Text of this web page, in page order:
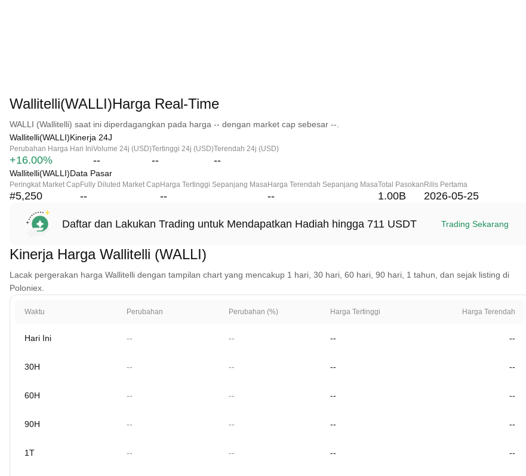
Wallitelli(WALLI)Harga Real-Time
WALLI (Wallitelli) saat ini diperdagangkan pada harga -- dengan market cap sebesar --.
Wallitelli(WALLI)Kinerja 24J
Perubahan Harga Hari Ini
+16.00%
Volume 24j (USD)
--
Tertinggi 24j (USD)
--
Terendah 24j (USD)
--
Wallitelli(WALLI)Data Pasar
Peringkat Market Cap
#5,250
Fully Diluted Market Cap
--
Harga Tertinggi Sepanjang Masa
--
Harga Terendah Sepanjang Masa
--
Total Pasokan
1.00B
Rilis Pertama
2026-05-25
Daftar dan Lakukan Trading untuk Mendapatkan Hadiah hingga 711 USDT Trading Sekarang
Kinerja Harga Wallitelli (WALLI)
Lacak pergerakan harga Wallitelli dengan tampilan chart yang mencakup 1 hari, 30 hari, 60 hari, 90 hari, 1 tahun, dan sejak listing di
Poloniex.
Waktu Perubahan Perubahan (%) Harga Tertinggi Harga Terendah
Hari Ini -- -- -- --
30H -- -- -- --
60H -- -- -- --
90H -- -- -- --
1T -- -- -- --